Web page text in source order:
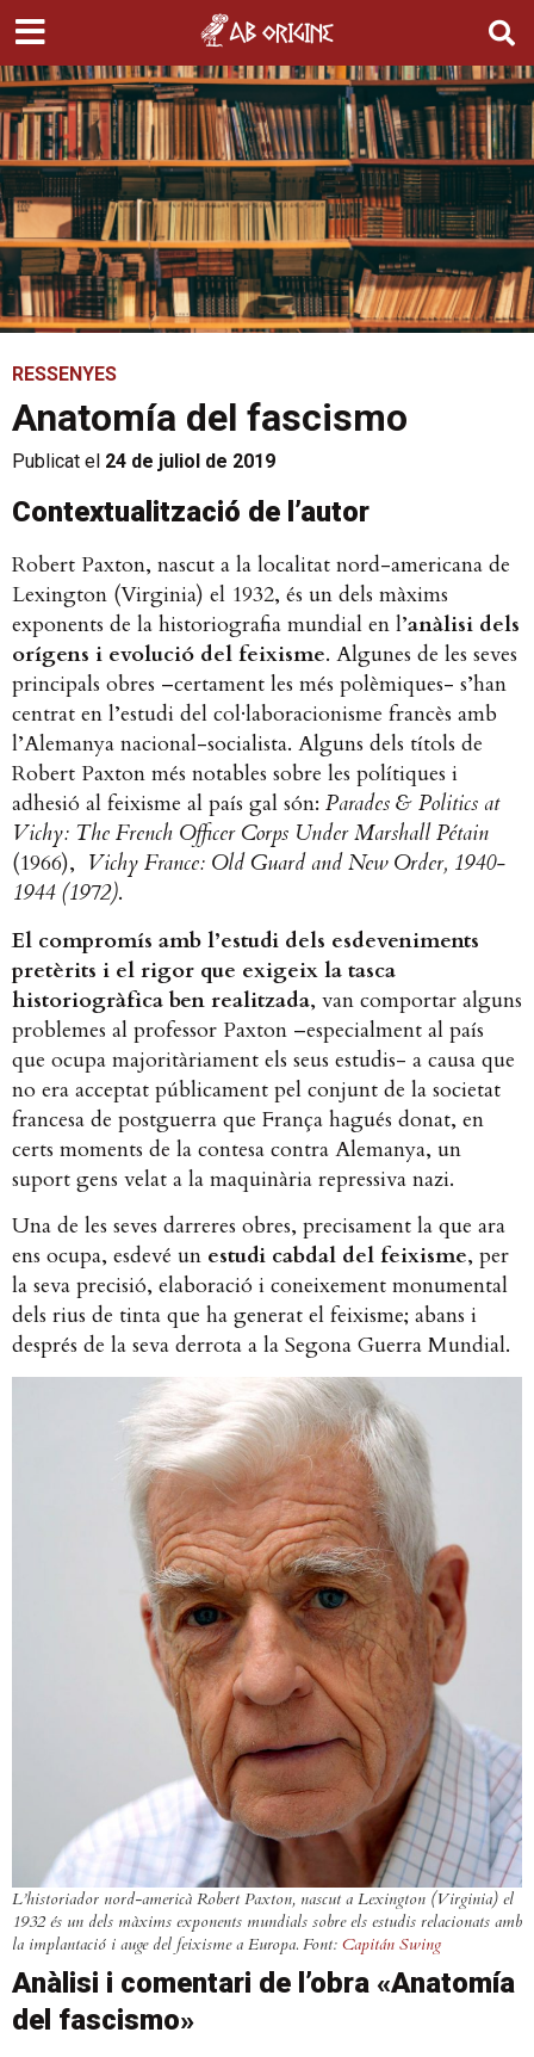
RESSENYES
Anatomía del fascismo
Publicat el 24 de juliol de 2019
Contextualització de l’autor
Robert Paxton, nascut a la localitat nord-americana de
Lexington (Virginia) el 1932, és un dels màxims
exponents de la historiografia mundial en l’anàlisi dels
orígens i evolució del feixisme. Algunes de les seves
principals obres –certament les més polèmiques- s’han
centrat en l’estudi del col·laboracionisme francès amb
l’Alemanya nacional-socialista. Alguns dels títols de
Robert Paxton més notables sobre les polítiques i
adhesió al feixisme al país gal són: Parades & Politics at
Vichy: The French Officer Corps Under Marshall Pétain
(1966), ​ Vichy France: Old Guard and New Order, 1940-
1944 (1972).
El compromís amb l’estudi dels esdeveniments
pretèrits i el rigor que exigeix la tasca
historiogràfica ben realitzada, van comportar alguns
problemes al professor Paxton –especialment al país
que ocupa majoritàriament els seus estudis- a causa que
no era acceptat públicament pel conjunt de la societat
francesa de postguerra que França hagués donat, en
certs moments de la contesa contra Alemanya, un
suport gens velat a la maquinària repressiva nazi.
Una de les seves darreres obres, precisament la que ara
ens ocupa, esdevé un estudi cabdal del feixisme, per
la seva precisió, elaboració i coneixement monumental
dels rius de tinta que ha generat el feixisme; abans i
després de la seva derrota a la Segona Guerra Mundial.
L’historiador nord-americà Robert Paxton, nascut a Lexington (Virginia) el
1932 és un dels màxims exponents mundials sobre els estudis relacionats amb
la implantació i auge del feixisme a Europa. Font: Capitán Swing
Anàlisi i comentari de l’obra «Anatomía
del fascismo»